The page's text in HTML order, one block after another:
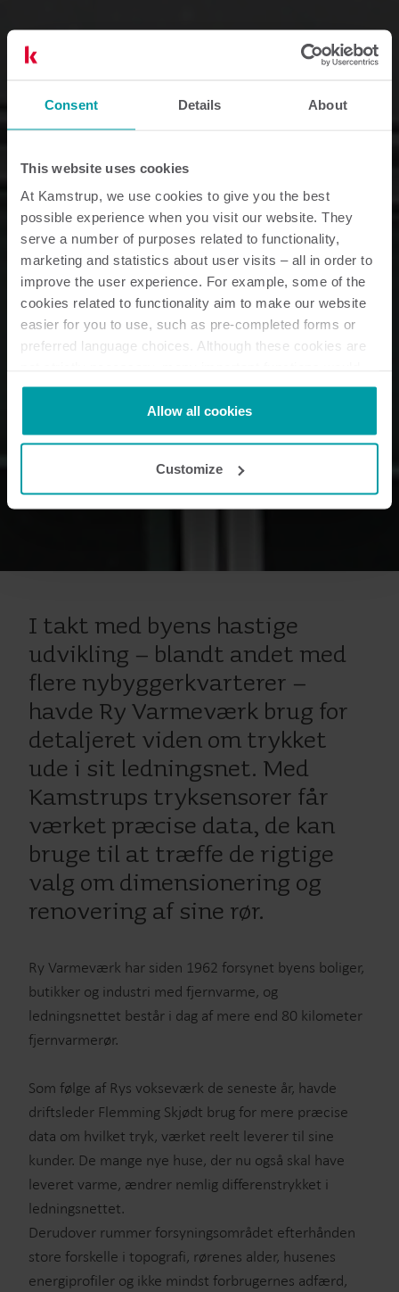
Consent Details About
This website uses cookies
At Kamstrup, we use cookies to give you the best
possible experience when you visit our website. They
serve a number of purposes related to functionality,
marketing and statistics about user visits – all in order to
improve the user experience. For example, some of the
cookies related to functionality aim to make our website
easier for you to use, such as pre-completed forms or
preferred language choices. Although these cookies are
not be available without them.
Kamstrup makes use of third-party cookies. A third-party
cookie is installed by someone other than us, such as
analysis programmes.
You can at any time change or withdraw your consent
Allow all cookies
Customize
I takt med byens hastige
udvikling – blandt andet med
flere nybyggerkvarterer –
havde Ry Varmeværk brug for
detaljeret viden om trykket
ude i sit ledningsnet. Med
Kamstrups tryksensorer får
værket præcise data, de kan
bruge til at træffe de rigtige
valg om dimensionering og
renovering af sine rør.
Ry Varmeværk har siden 1962 forsynet byens boliger,
butikker og industri med fjernvarme, og
ledningsnettet består i dag af mere end 80 kilometer
fjernvarmerør.
Som følge af Rys vokseværk de seneste år, havde
driftsleder Flemming Skjødt brug for mere præcise
data om hvilket tryk, værket reelt leverer til sine
kunder. De mange nye huse, der nu også skal have
leveret varme, ændrer nemlig differenstrykket i
ledningsnettet.
Derudover rummer forsyningsområdet efterhånden
store forskelle i topografi, rørenes alder, husenes
energiprofiler og ikke mindst forbrugernes adfærd,